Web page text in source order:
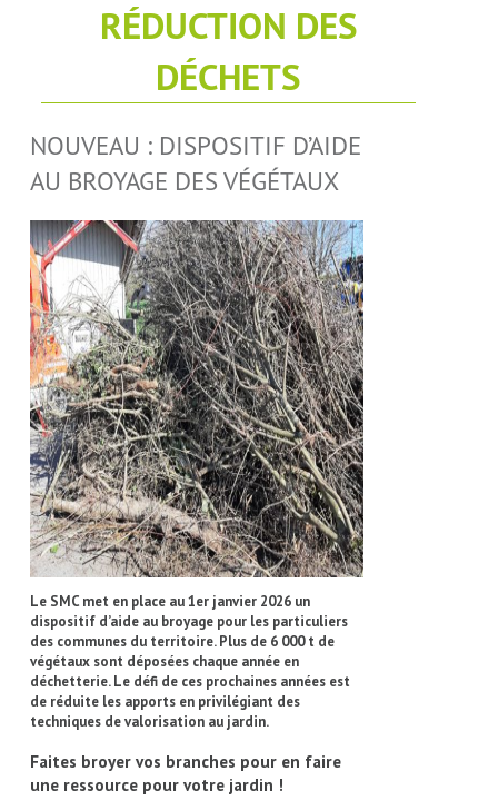
RÉDUCTION DES
DÉCHETS
NOUVEAU : DISPOSITIF D’AIDE
AU BROYAGE DES VÉGÉTAUX
Le SMC met en place au 1er janvier 2026 un
dispositif d’aide au broyage pour les particuliers
des communes du territoire. Plus de 6 000 t de
végétaux sont déposées chaque année en
déchetterie. Le défi de ces prochaines années est
de réduite les apports en privilégiant des
techniques de valorisation au jardin.
Faites broyer vos branches pour en faire
une ressource pour votre jardin !